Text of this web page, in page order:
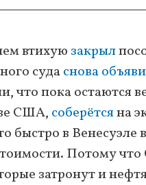
втихую закрыл
судаснова
что пока остаются
США, соберётсяна
быстро в
Потому
затронут и